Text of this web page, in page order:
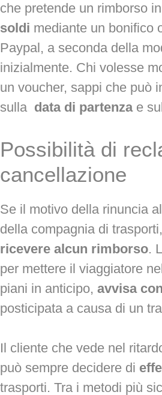
che pretende un rimborso
soldi mediante un bonifico
Paypal, a seconda della
inizialmente. Chi volesse
un voucher, sappi che può
sulla data di partenza e
Possibilità di
cancellazione
Se il motivo della rinuncia
della compagnia di
ricevere alcun rimborso.
per mettere il viaggiatore
piani in anticipo, avvisa
posticipata a causa di un
Il cliente che vede nel
può sempre decidere di
trasporti. Tra i metodi più